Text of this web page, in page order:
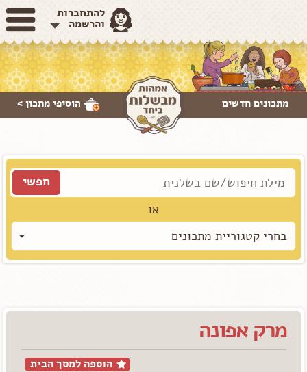
להתחברות
והרשמה
הוסיפי מתכון > מתכונים חדשים
או
בחרי קטגוריית מתכונים
מרק אפונה
הוספה למסך הבית